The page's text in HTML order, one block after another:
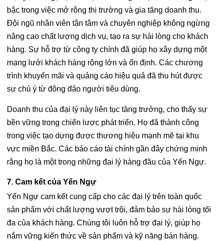
bậc trong việc mở rộng thị trường và gia tăng doanh thu.
Đội ngũ nhân viên tận tâm và chuyên nghiệp không ngừng
nâng cao chất lượng dịch vụ, tạo ra sự hài lòng cho khách
hàng. Sự hỗ trợ từ công ty chính đã giúp họ xây dựng một
mạng lưới khách hàng rộng lớn và ổn định. Các chương
trình khuyến mãi và quảng cáo hiệu quả đã thu hút được
sự chú ý từ đông đảo người tiêu dùng.
Doanh thu của đại lý này liên tục tăng trưởng, cho thấy sự
bền vững trong chiến lược phát triển. Họ đã thành công
trong việc tạo dựng được thương hiệu mạnh mẽ tại khu
vực miền Bắc. Các báo cáo tài chính gần đây chứng minh
rằng họ là một trong những đại lý hàng đầu của Yến Ngự.
7. Cam kết của Yến Ngự
Yến Ngự cam kết cung cấp cho các đại lý trên toàn quốc
sản phẩm với chất lượng vượt trội, đảm bảo sự hài lòng tối
đa của khách hàng. Chúng tôi luôn hỗ trợ đại lý, giúp họ
nắm vững kiến thức về sản phẩm và kỹ năng bán hàng.